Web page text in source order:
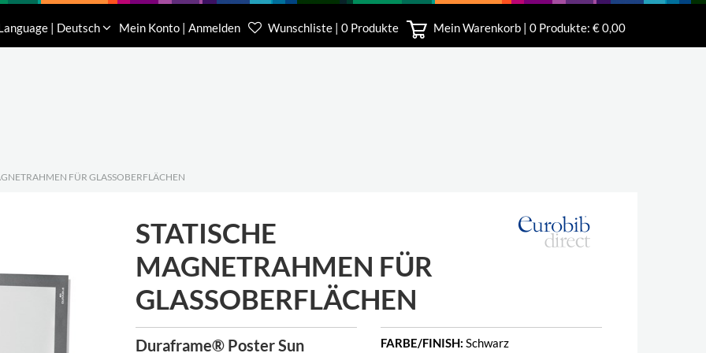
| Deutsch Mein Konto | Anmelden Wunschliste | 0 Produkte Mein Warenkorb | 0 Produkte: € 0,00
Kundenberater Projekte
(0) 62 32-31 81-00
Kundenberater Webshop
(0) 62 32-31 81-21
FÜR GLASSOBERFLÄCHEN
STATISCHE
MAGNETRAHMEN FÜR
GLASSOBERFLÄCHEN
Duraframe® Poster Sun FARBE/FINISH: Schwarz